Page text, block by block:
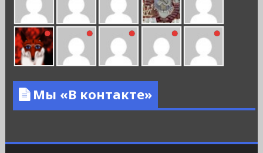
Мы «В контакте»